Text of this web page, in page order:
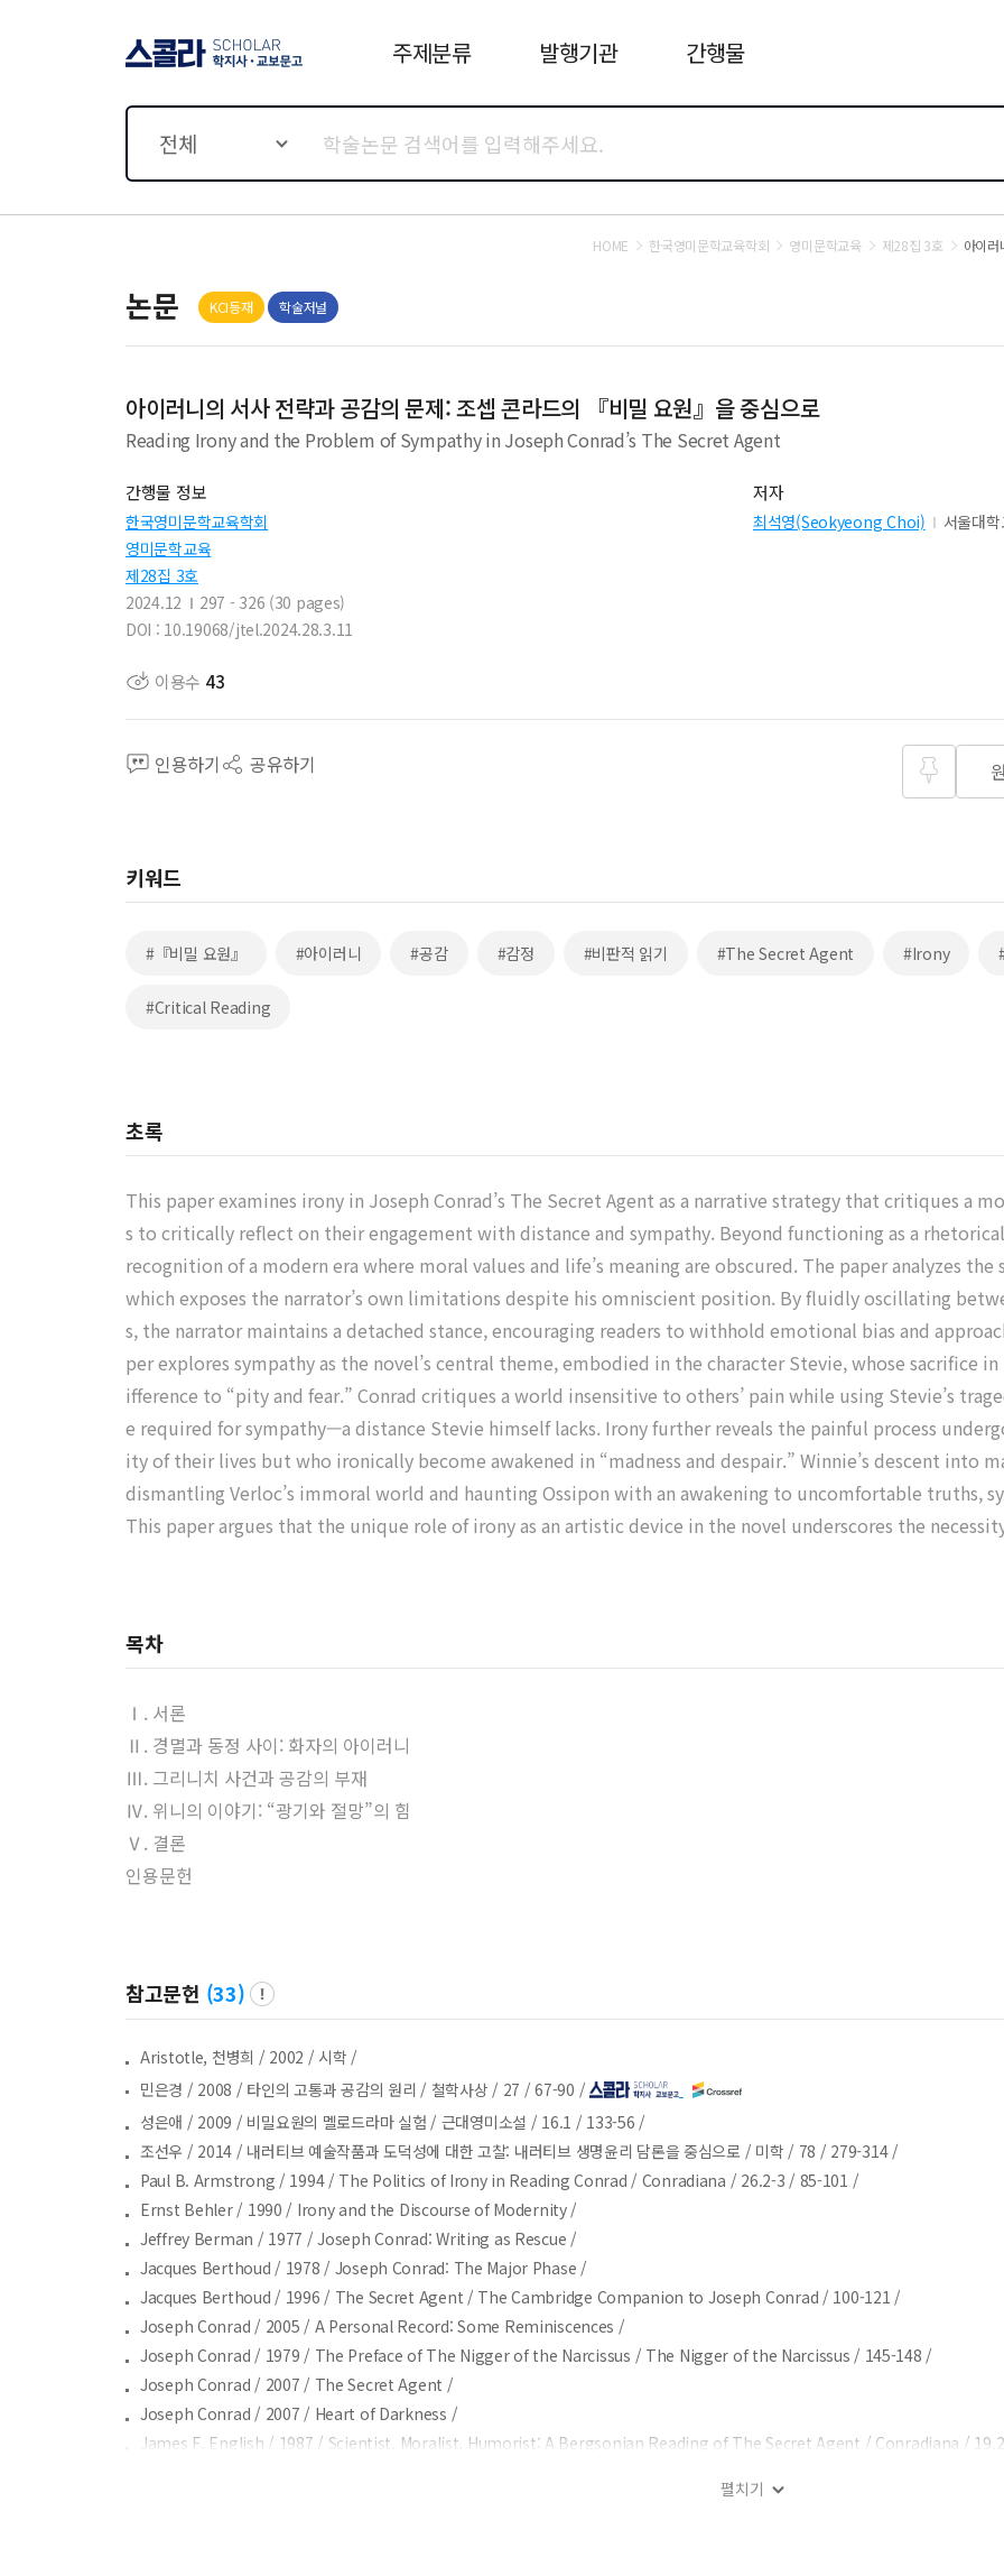
주제분류 발행기관 간행물
전체
HOME 한국영미문학교육학회 영미문학교육 제28집 3호 아이
논문 KCI등재 학술저널
아이러니의 서사 전략과 공감의 문제: 조셉 콘라드의 『비밀 요원』을 중심으로
Reading Irony and the Problem of Sympathy in Joseph Conrad’s The Secret Agent
간행물 정보
한국영미문학교육학회
영미문학교육
제28집 3호
2024.12
297 - 326 (30 pages)
DOI : 10.19068/jtel.2024.28.3.11
저자
최석영(Seokyeong Choi) 서울대
이용수 43
인용하기 공유하기
키워드
#『비밀 요원』 #아이러니 #공감 #감정 #비판적 읽기 #The Secret Agent #Irony
#Critical Reading
초록
This paper examines irony in Joseph Conrad’s The Secret Agent as a narrative strategy that critiques a
s to critically reflect on their engagement with distance and sympathy. Beyond functioning as a
recognition of a modern era where moral values and life’s meaning are obscured. The paper analyzes
which exposes the narrator’s own limitations despite his omniscient position. By fluidly oscillating
s, the narrator maintains a detached stance, encouraging readers to withhold emotional bias and
per explores sympathy as the novel’s central theme, embodied in the character Stevie, whose sacrifice
ifference to “pity and fear.” Conrad critiques a world insensitive to others’ pain while using Stevie’s
e required for sympathy—a distance Stevie himself lacks. Irony further reveals the painful process
ity of their lives but who ironically become awakened in “madness and despair.” Winnie’s descent into
dismantling Verloc’s immoral world and haunting Ossipon with an awakening to uncomfortable truths,
This paper argues that the unique role of irony as an artistic device in the novel underscores the
목차
Ⅰ. 서론
Ⅱ. 경멸과 동정 사이: 화자의 아이러니
Ⅲ. 그리니치 사건과 공감의 부재
Ⅳ. 위니의 이야기: “광기와 절망”의 힘
Ⅴ. 결론
인용문헌
참고문헌 (33)
Aristotle, 천병희 / 2002 /시학 /
민은경 / 2008 / 타인의 고통과 공감의 원리 / 철학사상 / 27 /67-90 /
성은애 / 2009 / 비밀요원의 멜로드라마 실험 / 근대영미소설 / 16.1 / 133-56 /
조선우 / 2014 / 내러티브 예술작품과 도덕성에 대한 고찰: 내러티브 생명윤리 담론을 중심으로 / 미학 / 78 / 279-314 /
Paul B. Armstrong / 1994 / The Politics of Irony in Reading Conrad / Conradiana / 26.2-3 / 85-101 /
Ernst Behler / 1990 / Irony and the Discourse of Modernity /
Jeffrey Berman / 1977 /Joseph Conrad: Writing as Rescue /
Jacques Berthoud / 1978 / Joseph Conrad: The Major Phase /
Jacques Berthoud / 1996 / The Secret Agent / The Cambridge Companion to Joseph Conrad / 100-121 /
Joseph Conrad / 2005 / A Personal Record: Some Reminiscences /
Joseph Conrad / 1979 / The Preface of The Nigger of the Narcissus / The Nigger of the Narcissus / 145-148 /
Joseph Conrad / 2007 / The Secret Agent /
Joseph Conrad / 2007 / Heart of Darkness /
James F. English / 1987 / Scientist, Moralist, Humorist: A Bergsonian Reading of The Secret Agent / Conradiana /
22.2 /148-164 /
펼치기